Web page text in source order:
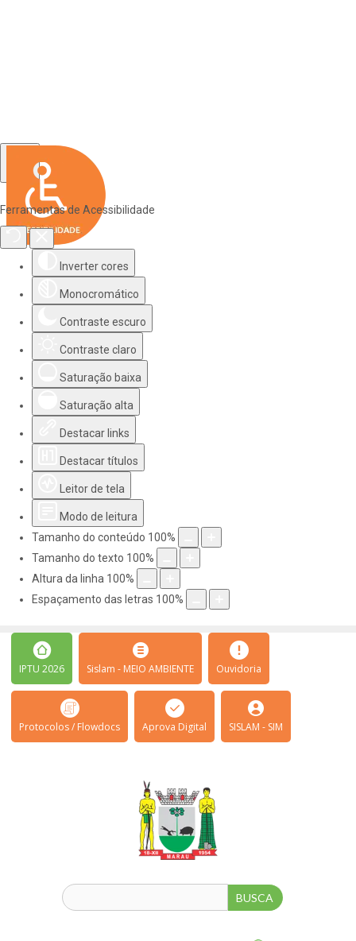
Ferramentas de Acessibilidade
Inverter cores
Monocromático
Contraste escuro
Contraste claro
Saturação baixa
Saturação alta
Destacar links
Destacar títulos
Leitor de tela
Modo de leitura
Tamanho do conteúdo 100%
Tamanho do texto 100%
Altura da linha 100%
Espaçamento das letras 100%
IPTU 2026 Sislam - MEIO AMBIENTE Ouvidoria
Protocolos / Flowdocs Aprova Digital SISLAM - SIM